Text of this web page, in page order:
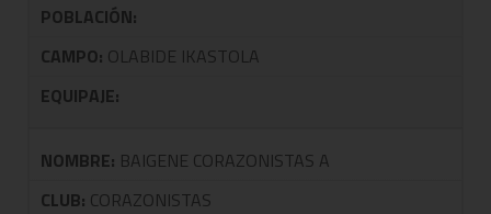
POBLACIÓN:
CAMPO: OLABIDE IKASTOLA
EQUIPAJE:
NOMBRE: BAIGENE CORAZONISTAS A
CLUB: CORAZONISTAS